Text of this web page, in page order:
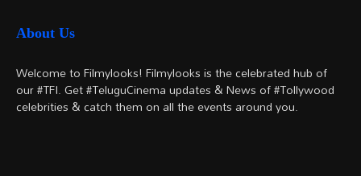
About Us
Welcome to Filmylooks! Filmylooks is the celebrated hub of
our #TFI. Get #TeluguCinema updates & News of #Tollywood
celebrities & catch them on all the events around you.